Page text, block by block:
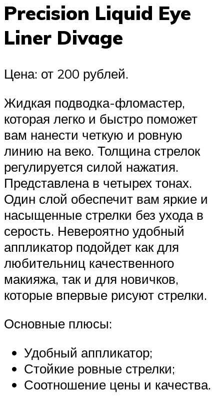
Precision Liquid Eye
Liner Divage
Цена: от 200 рублей.
Жидкая подводка-фломастер,
которая легко и быстро поможет
вам нанести четкую и ровную
линию на веко. Толщина стрелок
регулируется силой нажатия.
Представлена в четырех тонах.
Один слой обеспечит вам яркие и
насыщенные стрелки без ухода в
серость. Невероятно удобный
аппликатор подойдет как для
любительниц качественного
макияжа, так и для новичков,
которые впервые рисуют стрелки.
Основные плюсы:
Удобный аппликатор;
Стойкие ровные стрелки;
Соотношение цены и качества.